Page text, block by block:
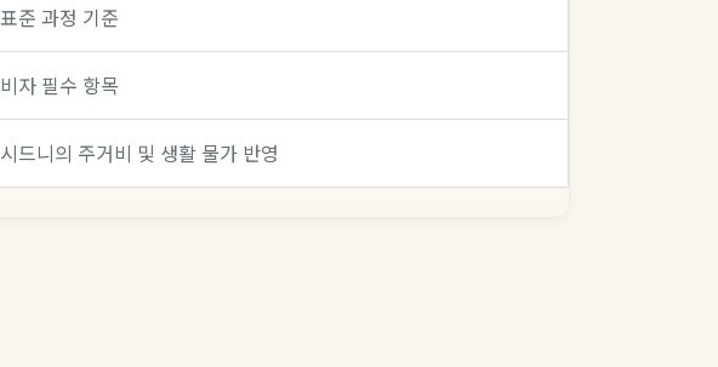
표준 과정 기준
비자 필수 항목
시드니의 주거비 및 생활 물가 반영